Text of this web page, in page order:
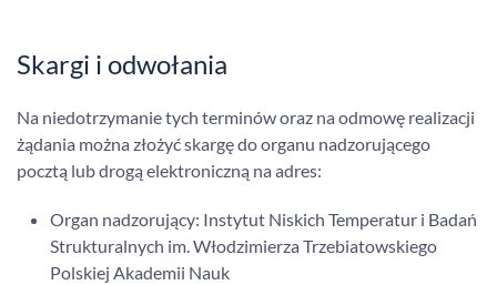
Skargi i odwołania
Na niedotrzymanie tych terminów oraz na odmowę realizacji
żądania można złożyć skargę do organu nadzorującego
pocztą lub drogą elektroniczną na adres:
Organ nadzorujący: Instytut Niskich Temperatur i Badań
Strukturalnych im. Włodzimierza Trzebiatowskiego
Polskiej Akademii Nauk